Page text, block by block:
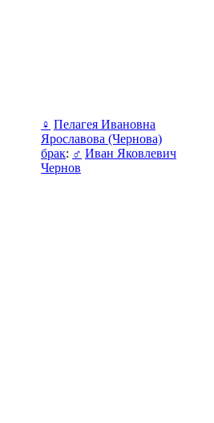
♀ Пелагея Ивановна
Ярославова (Чернова)
брак: ♂ Иван Яковлевич
Чернов